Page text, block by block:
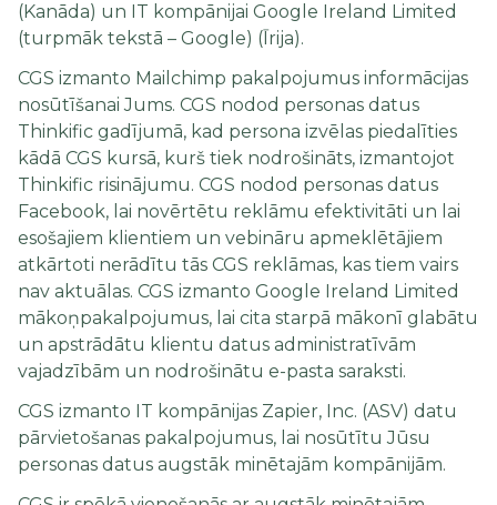
(Kanāda) un IT kompānijai Google Ireland Limited
(turpmāk tekstā – Google) (Īrija).
CGS izmanto Mailchimp pakalpojumus informācijas
nosūtīšanai Jums. CGS nodod personas datus
Thinkific gadījumā, kad persona izvēlas piedalīties
kādā CGS kursā, kurš tiek nodrošināts, izmantojot
Thinkific risinājumu. CGS nodod personas datus
Facebook, lai novērtētu reklāmu efektivitāti un lai
esošajiem klientiem un vebināru apmeklētājiem
atkārtoti nerādītu tās CGS reklāmas, kas tiem vairs
nav aktuālas. CGS izmanto Google Ireland Limited
mākoņpakalpojumus, lai cita starpā mākonī glabātu
un apstrādātu klientu datus administratīvām
vajadzībām un nodrošinātu e-pasta saraksti.
CGS izmanto IT kompānijas Zapier, Inc. (ASV) datu
pārvietošanas pakalpojumus, lai nosūtītu Jūsu
personas datus augstāk minētajām kompānijām.